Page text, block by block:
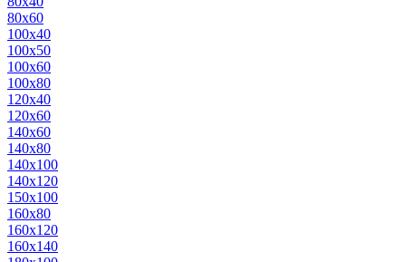
80х60
100х40
100х50
100х60
100х80
120х40
120х60
140х60
140х80
140х100
140х120
150х100
160х80
160х120
160х140